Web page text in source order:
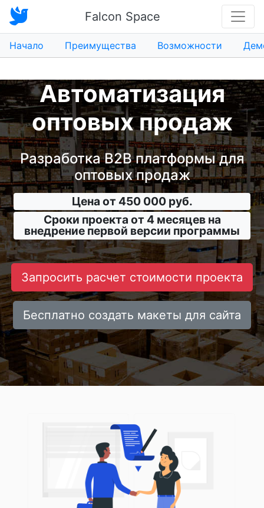
Falcon Space
Начало Преимущества Возможности
Автоматизация
оптовых продаж
Разработка B2B платформы для
оптовых продаж
Цена от 450 000 руб.
Сроки проекта от 4 месяцев на
внедрение первой версии программы
Запросить расчет стоимости проекта
Бесплатно создать макеты для сайта